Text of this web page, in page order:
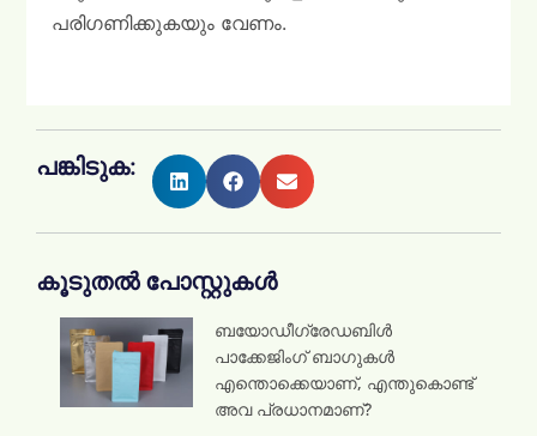
പരിഗണിക്കുകയും വേണം.
പങ്കിടുക:
കൂടുതൽ പോസ്റ്റുകൾ
ബയോഡീഗ്രേഡബിൾ
പാക്കേജിംഗ് ബാഗുകൾ
എന്തൊക്കെയാണ്, എന്തുകൊണ്ട്
അവ പ്രധാനമാണ്?